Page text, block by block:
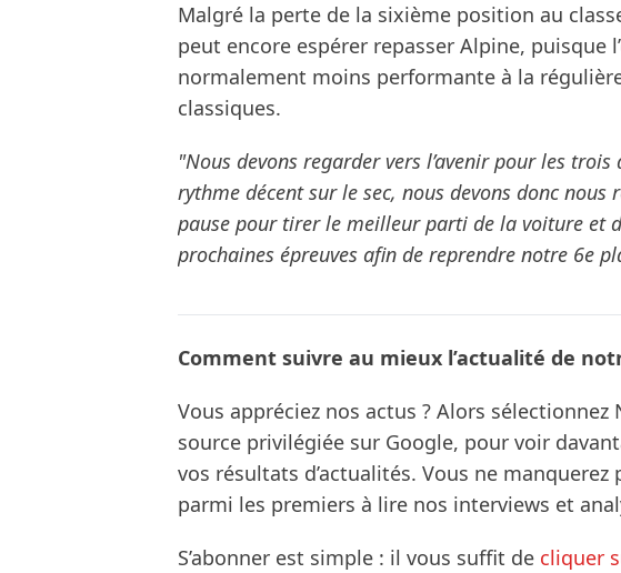
Malgré la perte de la sixième position au
peut encore espérer repasser Alpine, puisque
normalement moins performante à la
classiques.
"Nous devons regarder vers l’avenir pour les
rythme décent sur le sec, nous devons donc nous
pause pour tirer le meilleur parti de la voiture et
prochaines épreuves afin de reprendre notre 6e
Comment suivre au mieux l’actualité de
Vous appréciez nos actus ? Alors
source privilégiée sur Google, pour voir
vos résultats d’actualités. Vous ne
parmi les premiers à lire nos interviews et
S’abonner est simple : il vous suffit de cliquer